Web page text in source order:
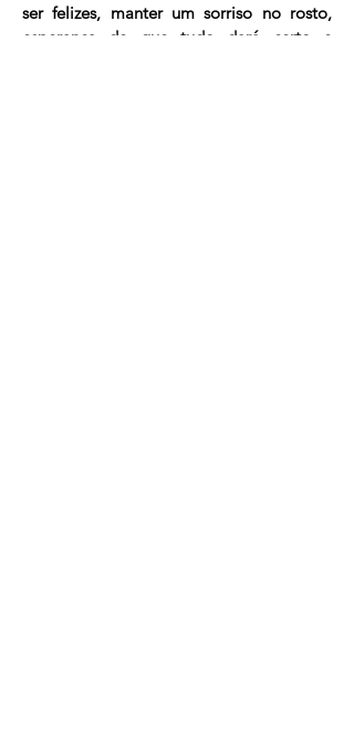
ser felizes, manter um sorriso no rosto,
esperança de que tudo dará certo e